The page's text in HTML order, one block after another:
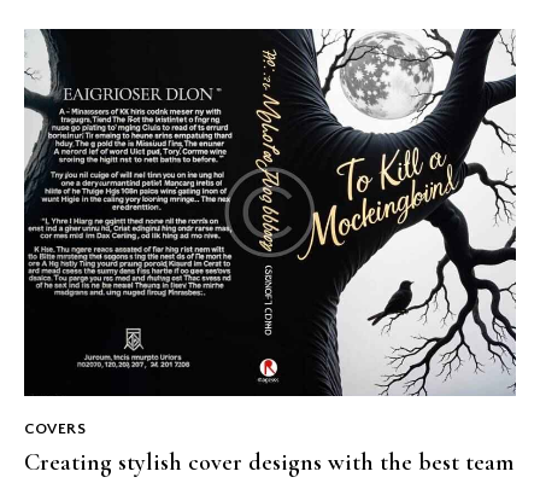
COVERS
Creating stylish cover designs with the best team